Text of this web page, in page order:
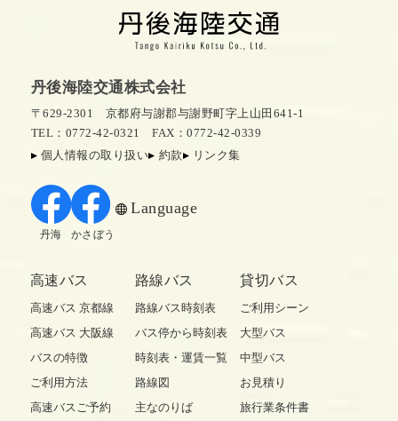
丹後海陸交通株式会社
〒629-2301 京都府与謝郡与謝野町字上山田641-1
TEL：0772-42-0321
FAX：0772-42-0339
個人情報の取り扱い
約款 リンク集
Language
丹海 かさぼう
高速バス
高速バス 京都線
高速バス 大阪線
バスの特徴
ご利用方法
高速バスご予約
路線バス
路線バス時刻表
バス停から時刻表
時刻表・運賃一覧
路線図
主なのりば
貸切バス
ご利用シーン
大型バス
中型バス
お見積り
旅行業条件書